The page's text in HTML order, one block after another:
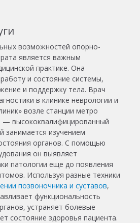
возможностей опорно-
является важным
практике. Она
и состояние системы,
и поддержку тела. Врач
в клинике неврологии и
возле станции метро
— высококвалифицированный
занимается изучением
органов. С помощью
он выявляет
патологии еще до появления
Используя разные техники
позвоночника и суставов,
функциональность
устраняет болевые
состояние здоровья пациента.